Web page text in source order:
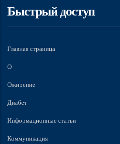
Быстрый доступ
Главная страница
О
Ожирение
Диабет
Информационные статьи
Коммуникация